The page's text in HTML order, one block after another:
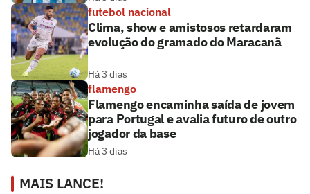
futebol nacional
Clima, show e amistosos retardaram
evolução do gramado do Maracanã
Há 3 dias
flamengo
Flamengo encaminha saída de jovem
para Portugal e avalia futuro de outro
jogador da base
Há 3 dias
MAIS LANCE!